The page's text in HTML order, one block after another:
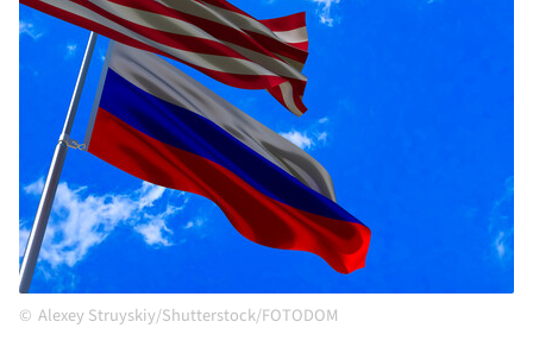
Alexey Struyskiy/Shutterstock/FOTODOM